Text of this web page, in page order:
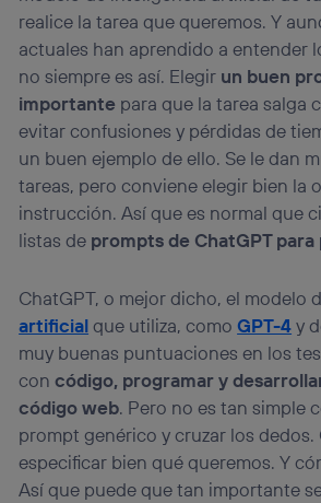
realice la tarea que queremos. Y
actuales han aprendido a entender
no siempre es así. Elegir un buen
importante para que la tarea salga
evitar confusiones y pérdidas de
un buen ejemplo de ello. Se le dan
tareas, pero conviene elegir bien la
instrucción. Así que es normal que
listas de prompts de ChatGPT
ChatGPT, o mejor dicho, el modelo
artificialque utiliza, comoGPT-4y
muy buenas puntuaciones en los
concódigo, programar y
código web. Pero no es tan simple
prompt genérico y cruzar los dedos.
especificar bien qué queremos. Y
Así que puede que tan importante